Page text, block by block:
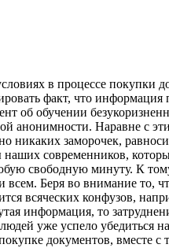
в процессе покупки
факт, что
об обучении
анонимности. Наравне с
заморочек,
современников,
свободную минуту. К
Беря во внимание то,
всяческих конфузов,
информация, то
уже успело
документов, вместе с